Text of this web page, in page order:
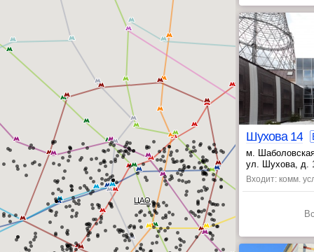
ЦАО
Шухова 14
м.
, Тульская ~17
ул. Шухова, д.
Входит: комм.